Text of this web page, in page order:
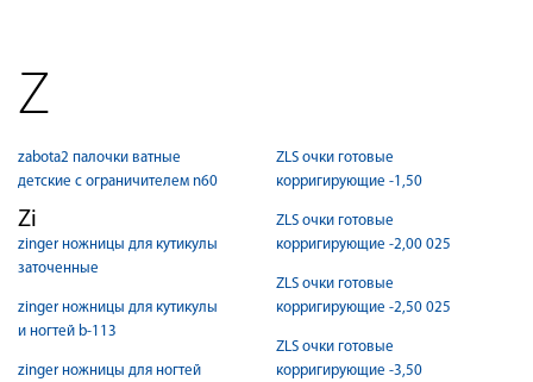
Z
zabota2 палочки ватные
детские с ограничителем n60
Zi
zinger ножницы для кутикулы
заточенные
zinger ножницы для кутикулы
и ногтей b-113
zinger ножницы для ногтей
ZLS очки готовые
корригирующие -1,50
ZLS очки готовые
корригирующие -2,00 025
ZLS очки готовые
корригирующие -2,50 025
ZLS очки готовые
корригирующие -3,50